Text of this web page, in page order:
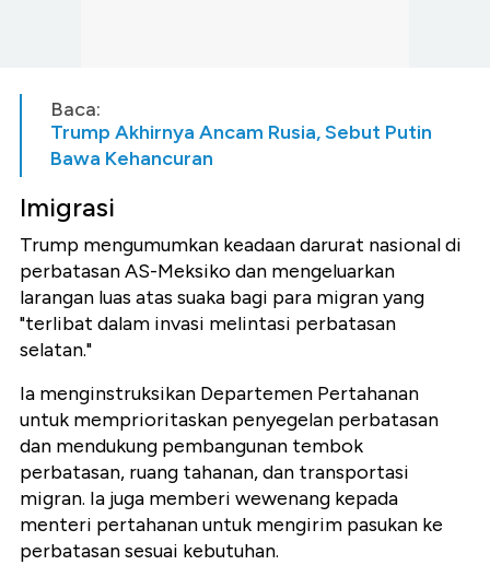
Baca:
Trump Akhirnya Ancam Rusia, Sebut Putin
Bawa Kehancuran
Imigrasi
Trump mengumumkan keadaan darurat nasional di
perbatasan AS-Meksiko dan mengeluarkan
larangan luas atas suaka bagi para migran yang
"terlibat dalam invasi melintasi perbatasan
selatan."
Ia menginstruksikan Departemen Pertahanan
untuk memprioritaskan penyegelan perbatasan
dan mendukung pembangunan tembok
perbatasan, ruang tahanan, dan transportasi
migran. Ia juga memberi wewenang kepada
menteri pertahanan untuk mengirim pasukan ke
perbatasan sesuai kebutuhan.